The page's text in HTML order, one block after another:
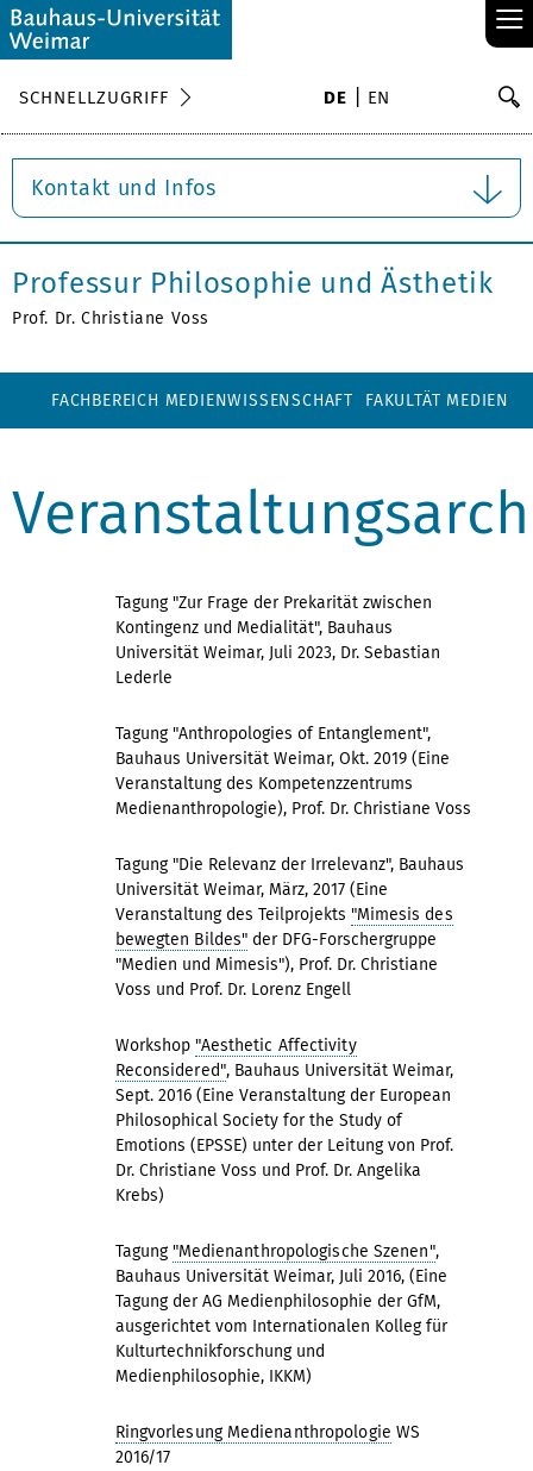
≡
SCHNELLZUGRIFF DE EN
Kontakt und Infos
Professur Philosophie und Ästhetik
Prof. Dr. Christiane Voss
FACHBEREICH MEDIENWISSENSCHAFT FAKULTÄT MEDIEN
Tagung "Zur Frage der Prekarität zwischen
Kontingenz und Medialität", Bauhaus
Universität Weimar, Juli 2023, Dr. Sebastian
Lederle
Tagung "Anthropologies of Entanglement",
Bauhaus Universität Weimar, Okt. 2019 (Eine
Veranstaltung des Kompetenzzentrums
Medienanthropologie), Prof. Dr. Christiane Voss
Tagung "Die Relevanz der Irrelevanz", Bauhaus
Universität Weimar, März, 2017 (Eine
Veranstaltung des Teilprojekts "Mimesis des
bewegten Bildes" der DFG-Forschergruppe
"Medien und Mimesis"), Prof. Dr. Christiane
Voss und Prof. Dr. Lorenz Engell
Workshop "Aesthetic Affectivity
Reconsidered", Bauhaus Universität Weimar,
Sept. 2016 (Eine Veranstaltung der European
Philosophical Society for the Study of
Emotions (EPSSE) unter der Leitung von Prof.
Dr. Christiane Voss und Prof. Dr. Angelika
Krebs)
Tagung "Medienanthropologische Szenen",
Bauhaus Universität Weimar, Juli 2016, (Eine
Tagung der AG Medienphilosophie der GfM,
ausgerichtet vom Internationalen Kolleg für
Kulturtechnikforschung und
Medienphilosophie, IKKM)
Ringvorlesung Medienanthropologie WS
2016/17